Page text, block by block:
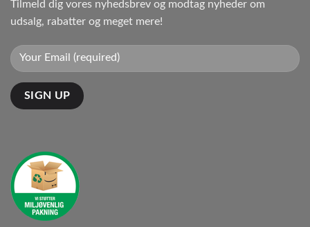
Tilmeld dig vores nyhedsbrev og modtag nyheder om
udsalg, rabatter og meget mere!